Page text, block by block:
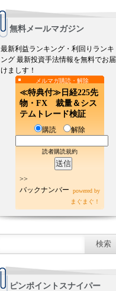
無料メールマガジン
最新利益ランキング・利回りランキ
ング 最新投資手法情報を無料でお届
けましす！
メルマガ購読・解除
≪特典付≫日経225先
物・FX 裁量＆シス
テムトレード検証
購読 解除
読者購読規約
>>
バックナンバー
powered by
まぐまぐ！
ピンポイントスナイパー